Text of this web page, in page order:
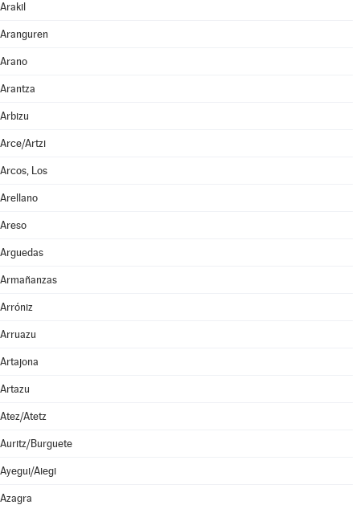
Arakil
Aranguren
Arano
Arantza
Arbizu
Arce/Artzi
Arcos, Los
Arellano
Areso
Arguedas
Armañanzas
Arróniz
Arruazu
Artajona
Artazu
Atez/Atetz
Auritz/Burguete
Ayegui/Aiegi
Azagra